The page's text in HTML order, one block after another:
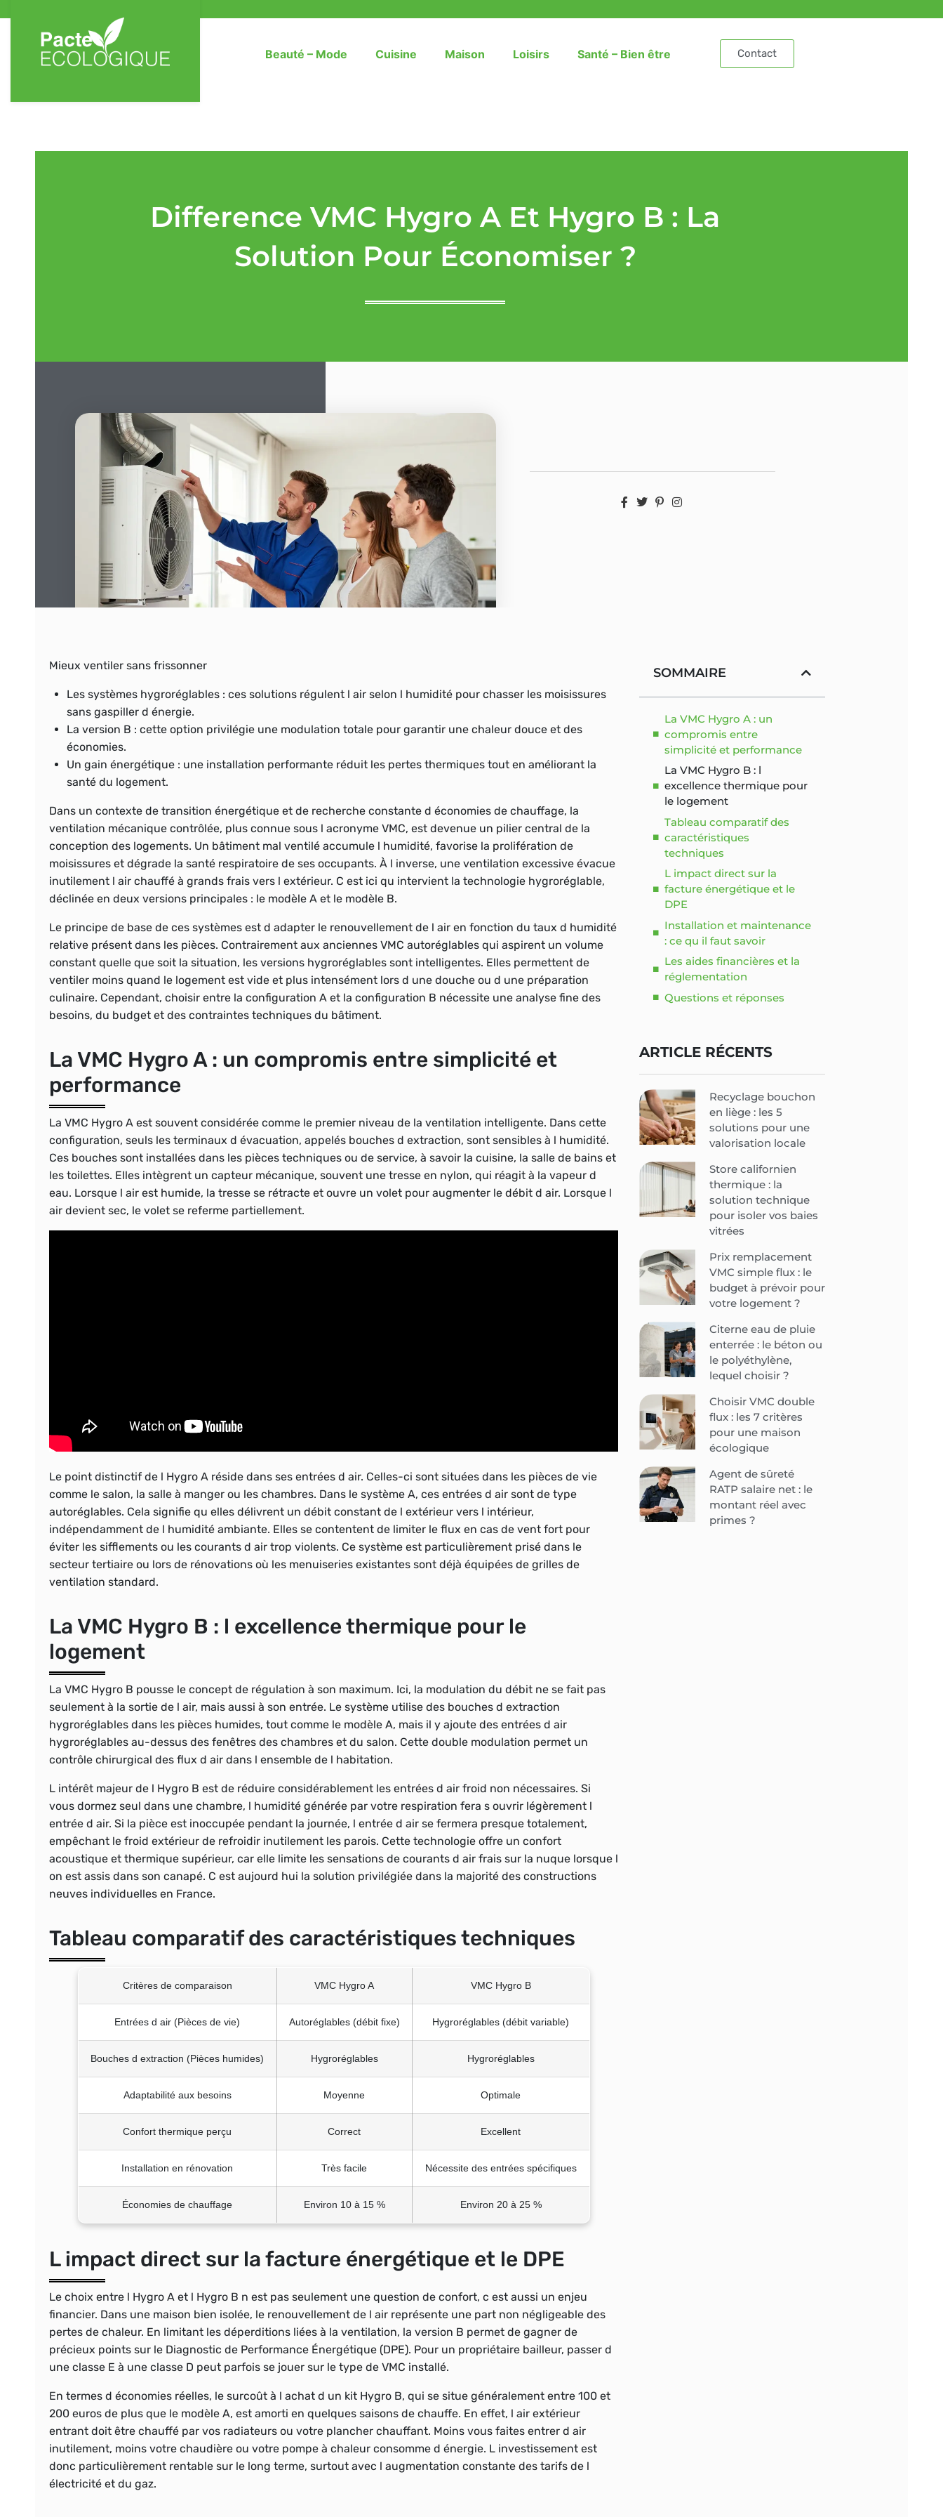
Beauté – Mode Cuisine Maison Loisirs Santé – Bien être Contact
Difference VMC Hygro A Et Hygro B : La
Solution Pour Économiser ?
Mieux ventiler sans frissonner
Les systèmes hygroréglables : ces solutions régulent l air selon l humidité pour chasser les moisissures
sans gaspiller d énergie.
La version B : cette option privilégie une modulation totale pour garantir une chaleur douce et des
économies.
Un gain énergétique : une installation performante réduit les pertes thermiques tout en améliorant la
santé du logement.
Dans un contexte de transition énergétique et de recherche constante d économies de chauffage, la
ventilation mécanique contrôlée, plus connue sous l acronyme VMC, est devenue un pilier central de la
conception des logements. Un bâtiment mal ventilé accumule l humidité, favorise la prolifération de
moisissures et dégrade la santé respiratoire de ses occupants. À l inverse, une ventilation excessive évacue
inutilement l air chauffé à grands frais vers l extérieur. C est ici qu intervient la technologie hygroréglable,
déclinée en deux versions principales : le modèle A et le modèle B.
Le principe de base de ces systèmes est d adapter le renouvellement de l air en fonction du taux d humidité
relative présent dans les pièces. Contrairement aux anciennes VMC autoréglables qui aspirent un volume
constant quelle que soit la situation, les versions hygroréglables sont intelligentes. Elles permettent de
ventiler moins quand le logement est vide et plus intensément lors d une douche ou d une préparation
culinaire. Cependant, choisir entre la configuration A et la configuration B nécessite une analyse fine des
besoins, du budget et des contraintes techniques du bâtiment.
La VMC Hygro A : un compromis entre simplicité et
performance
La VMC Hygro A est souvent considérée comme le premier niveau de la ventilation intelligente. Dans cette
configuration, seuls les terminaux d évacuation, appelés bouches d extraction, sont sensibles à l humidité.
Ces bouches sont installées dans les pièces techniques ou de service, à savoir la cuisine, la salle de bains et
les toilettes. Elles intègrent un capteur mécanique, souvent une tresse en nylon, qui réagit à la vapeur d
eau. Lorsque l air est humide, la tresse se rétracte et ouvre un volet pour augmenter le débit d air. Lorsque l
air devient sec, le volet se referme partiellement.
Le point distinctif de l Hygro A réside dans ses entrées d air. Celles-ci sont situées dans les pièces de vie
comme le salon, la salle à manger ou les chambres. Dans le système A, ces entrées d air sont de type
autoréglables. Cela signifie qu elles délivrent un débit constant de l extérieur vers l intérieur,
indépendamment de l humidité ambiante. Elles se contentent de limiter le flux en cas de vent fort pour
éviter les sifflements ou les courants d air trop violents. Ce système est particulièrement prisé dans le
secteur tertiaire ou lors de rénovations où les menuiseries existantes sont déjà équipées de grilles de
ventilation standard.
La VMC Hygro B : l excellence thermique pour le
logement
La VMC Hygro B pousse le concept de régulation à son maximum. Ici, la modulation du débit ne se fait pas
seulement à la sortie de l air, mais aussi à son entrée. Le système utilise des bouches d extraction
hygroréglables dans les pièces humides, tout comme le modèle A, mais il y ajoute des entrées d air
hygroréglables au-dessus des fenêtres des chambres et du salon. Cette double modulation permet un
contrôle chirurgical des flux d air dans l ensemble de l habitation.
L intérêt majeur de l Hygro B est de réduire considérablement les entrées d air froid non nécessaires. Si
vous dormez seul dans une chambre, l humidité générée par votre respiration fera s ouvrir légèrement l
entrée d air. Si la pièce est inoccupée pendant la journée, l entrée d air se fermera presque totalement,
empêchant le froid extérieur de refroidir inutilement les parois. Cette technologie offre un confort
acoustique et thermique supérieur, car elle limite les sensations de courants d air frais sur la nuque lorsque l
on est assis dans son canapé. C est aujourd hui la solution privilégiée dans la majorité des constructions
neuves individuelles en France.
Tableau comparatif des caractéristiques techniques
Critères de comparaison VMC Hygro A VMC Hygro B
Entrées d air (Pièces de vie) Autoréglables (débit fixe) Hygroréglables (débit variable)
Bouches d extraction (Pièces humides) Hygroréglables Hygroréglables
Adaptabilité aux besoins Moyenne Optimale
Confort thermique perçu Correct Excellent
Installation en rénovation Très facile Nécessite des entrées spécifiques
Économies de chauffage Environ 10 à 15 % Environ 20 à 25 %
L impact direct sur la facture énergétique et le DPE
Le choix entre l Hygro A et l Hygro B n est pas seulement une question de confort, c est aussi un enjeu
financier. Dans une maison bien isolée, le renouvellement de l air représente une part non négligeable des
pertes de chaleur. En limitant les déperditions liées à la ventilation, la version B permet de gagner de
précieux points sur le Diagnostic de Performance Énergétique (DPE). Pour un propriétaire bailleur, passer d
une classe E à une classe D peut parfois se jouer sur le type de VMC installé.
En termes d économies réelles, le surcoût à l achat d un kit Hygro B, qui se situe généralement entre 100 et
200 euros de plus que le modèle A, est amorti en quelques saisons de chauffe. En effet, l air extérieur
entrant doit être chauffé par vos radiateurs ou votre plancher chauffant. Moins vous faites entrer d air
inutilement, moins votre chaudière ou votre pompe à chaleur consomme d énergie. L investissement est
donc particulièrement rentable sur le long terme, surtout avec l augmentation constante des tarifs de l
électricité et du gaz.
SOMMAIRE
La VMC Hygro A : un
compromis entre
simplicité et performance
La VMC Hygro B : l
excellence thermique pour
le logement
Tableau comparatif des
caractéristiques
techniques
L impact direct sur la
facture énergétique et le
DPE
Installation et maintenance
: ce qu il faut savoir
Les aides financières et la
réglementation
Questions et réponses
ARTICLE RÉCENTS
Recyclage bouchon
en liège : les 5
solutions pour une
valorisation locale
Store californien
thermique : la
solution technique
pour isoler vos baies
vitrées
Prix remplacement
VMC simple flux : le
budget à prévoir pour
votre logement ?
Citerne eau de pluie
enterrée : le béton ou
le polyéthylène,
lequel choisir ?
Choisir VMC double
flux : les 7 critères
pour une maison
écologique
Agent de sûreté
RATP salaire net : le
montant réel avec
primes ?